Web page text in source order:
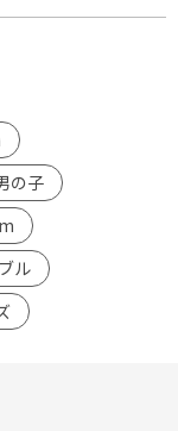
の子
ル